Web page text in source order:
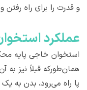
و قدرت را برای راه
عملکرد
استخوان خاجی پایه
همان‌طورکه قبلاً نیز به
پا راه می‌رود، بدن به